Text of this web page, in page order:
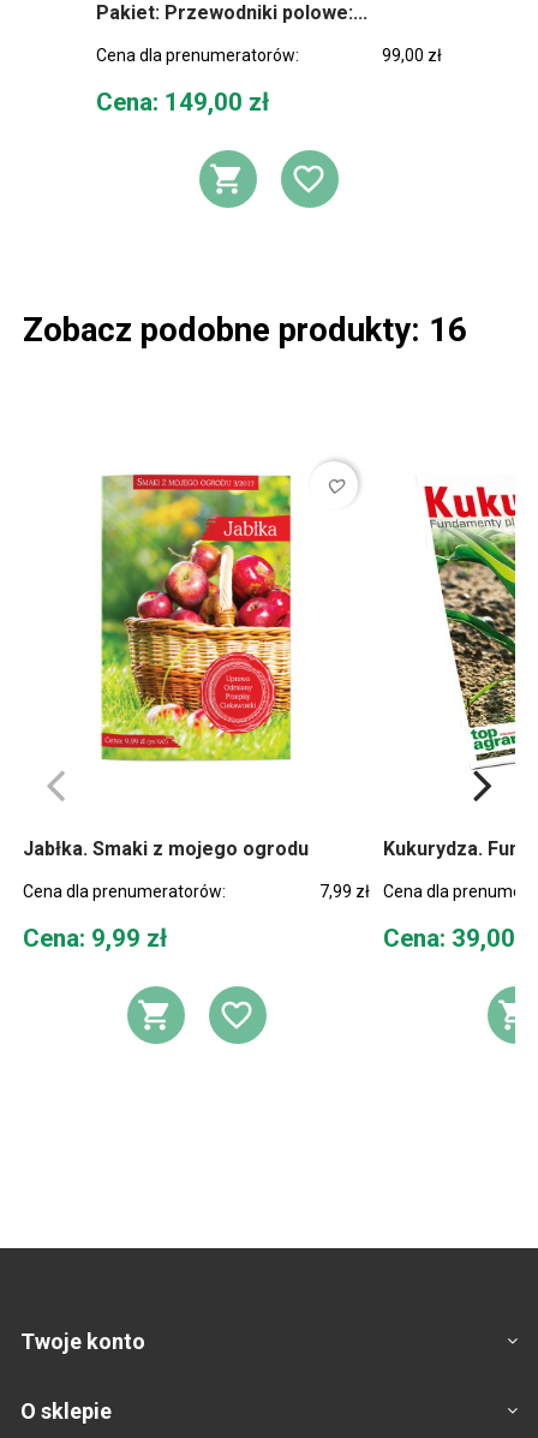
Pakiet: Przewodniki polowe:...
Cena dla prenumeratorów: 99,00 zł
Cena
Cena: 149,00 zł
DODAJ DO
DODAJ DO
Zobacz podobne produkty: 16
favorite_border
Jabłka. Smaki z mojego ogrodu
Cena dla prenumeratorów: 7,99 zł
Cena
Cena: 9,99 zł
DODAJ DO KOSZYKA
DODAJ DO
Kukurydza.
Cena dla
Cena
Cena: 39,00
Twoje konto
O sklepie